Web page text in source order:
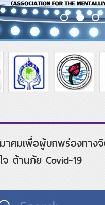
คมเพื่อผู้บกพร่องทาง
ต้านภัย Covid-19